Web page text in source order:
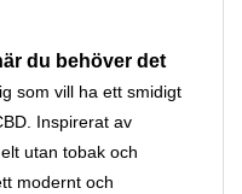
du behöver det
som vill ha ett smidigt
Inspirerat av
utan tobak och
modernt och